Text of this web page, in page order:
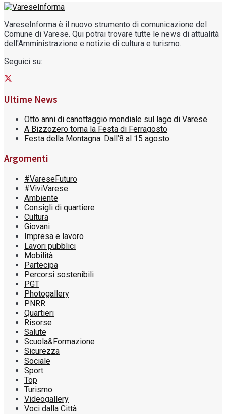
VareseInforma è il nuovo strumento di comunicazione del
Comune di Varese. Qui potrai trovare tutte le news di attualità
dell'Amministrazione e notizie di cultura e turismo.
Seguici su:
Ultime News
Otto anni di canottaggio mondiale sul lago di Varese
A Bizzozero torna la Festa di Ferragosto
Festa della Montagna. Dall’8 al 15 agosto
Argomenti
#VareseFuturo
#ViviVarese
Ambiente
Consigli di quartiere
Cultura
Giovani
Impresa e lavoro
Lavori pubblici
Mobilità
Partecipa
Percorsi sostenibili
PGT
Photogallery
PNRR
Quartieri
Risorse
Salute
Scuola&Formazione
Sicurezza
Sociale
Sport
Top
Turismo
Videogallery
Voci dalla Città